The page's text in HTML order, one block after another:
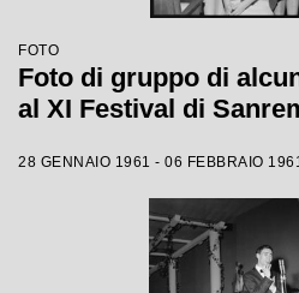
FOTO
Foto di gruppo di
al XI Festival di
28 GENNAIO 1961 - 06 FEBBRAIO